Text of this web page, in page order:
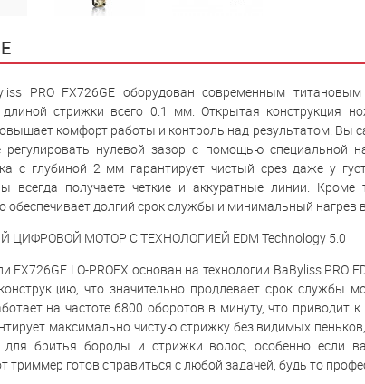
PRO FX726GE оборудован современным
стрижки всего 0.1 мм. Открытая конструкция
комфорт работы и контроль над результатом. Вы
нулевой зазор с помощью специальной
с глубиной 2 мм гарантирует чистый срез даже у
всегда получаете четкие и аккуратные линии.
обеспечивает долгий срок службы и минимальный нагрев
МОТОР С ТЕХНОЛОГИЕЙ EDM Technology 5.0
FX726GE LO-PROFX основан на технологии BaByliss PRO
что значительно продлевает срок службы
на частоте 6800 оборотов в минуту, что приводит
максимально чистую стрижку без видимых
для бритья бороды и стрижки волос, особенно если
триммер готов справиться с любой задачей, будь то